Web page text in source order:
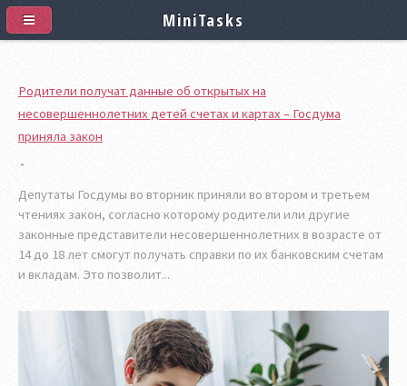
Родители получат данные об открытых на
несовершеннолетних детей счетах и картах – Госдума
приняла закон
Депутаты Госдумы во вторник приняли во втором и третьем
чтениях закон, согласно которому родители или другие
законные представители несовершеннолетних в возрасте от
14 до 18 лет смогут получать справки по их банковским счетам
и вкладам. Это позволит...
MiniTasks